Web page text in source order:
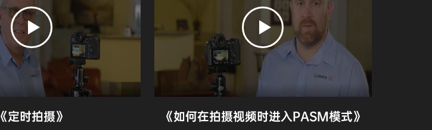
《定时拍摄》 《如何在拍摄视频时进入PASM模式》